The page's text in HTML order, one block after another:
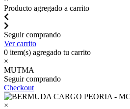
Producto agregado a carrito
Seguir comprando
Ver carrito
0 item(s) agregado tu carrito
×
MUTMA
Seguir comprando
Checkout
×